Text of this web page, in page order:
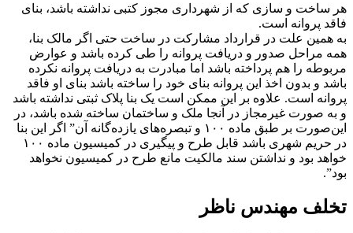
هر ساخت و سازی که از شهرداری مجوز کتبی نداشته باشد، بنای
فاقد پروانه است.
به همین علت در قرارداد مشارکت در ساخت حتی اگر مالک بنا،
همه مراحل صدور و دریافت پروانه را طی کرده باشد و عوارض
مربوطه را هم پرداخته باشد اما مبادرت به دریافت پروانه نکرده
باشد و بدون اخذ این پروانه بنای خود را ساخته باشد بنای او فاقد
پروانه است. علاوه بر این ممکن است یک بنا پلاک ثبتی نداشته باشد
و به صورت غیرمجاز در آنجا ملک و ساختمان ساخته شده باشد، در
این‌صورت بر طبق ماده ۱۰۰ و تبصره‌های یازده‌گانه آن” اگر این بنا
در حریم شهری باشد قابل طرح و پیگیری در کمیسیون ماده ۱۰۰
خواهد بود و نداشتن سند مالکیت مانع طرح در کمیسیون نخواهد
بود”.
تخلف مهندس ناظر